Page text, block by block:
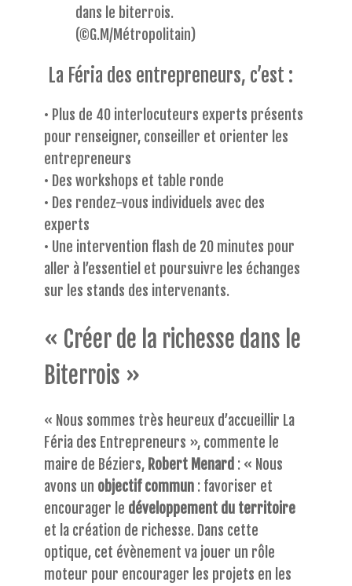
dans le biterrois.
(©G.M/Métropolitain)
La Féria des entrepreneurs, c’est :
• Plus de 40 interlocuteurs experts présents
pour renseigner, conseiller et orienter les
entrepreneurs
• Des workshops et table ronde
• Des rendez-vous individuels avec des
experts
• Une intervention flash de 20 minutes pour
aller à l’essentiel et poursuivre les échanges
sur les stands des intervenants.
« Créer de la richesse dans le
Biterrois »
« Nous sommes très heureux d’accueillir La
Féria des Entrepreneurs », commente le
maire de Béziers, Robert Menard : « Nous
avons un objectif commun : favoriser et
encourager le développement du territoire
et la création de richesse. Dans cette
optique, cet évènement va jouer un rôle
moteur pour encourager les projets en les